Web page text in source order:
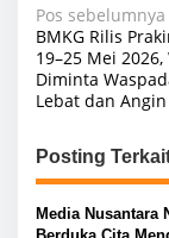
N
a
v
g
a
s
Pos sebelumnya
BMKG Rilis
19–25 Mei 2026,
Diminta
Lebat dan
Posting
Media Nusantara